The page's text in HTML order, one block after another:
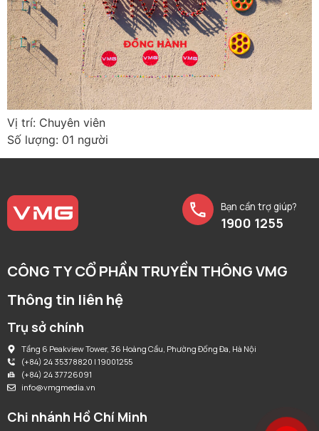
Vị trí: Chuyên viên
Số lượng: 01 người
Bạn cần trợ giúp?
1900 1255
CÔNG TY CỔ PHẦN TRUYỀN THÔNG VMG
Thông tin liên hệ
Trụ sở chính
Tầng 6 Peakview Tower, 36 Hoàng Cầu, Phường Đống Đa, Hà Nội
(+84) 24 35378820 | 19001255
(+84) 24 37726091
info@vmgmedia.vn
Chi nhánh Hồ Chí Minh